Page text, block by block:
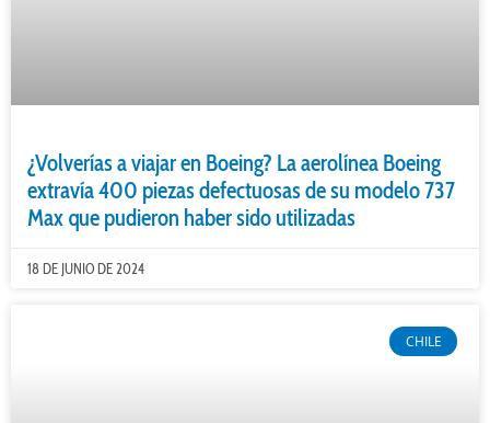
¿Volverías a viajar en Boeing? La aerolínea Boeing
extravía 400 piezas defectuosas de su modelo 737
Max que pudieron haber sido utilizadas
18 DE JUNIO DE 2024
CHILE